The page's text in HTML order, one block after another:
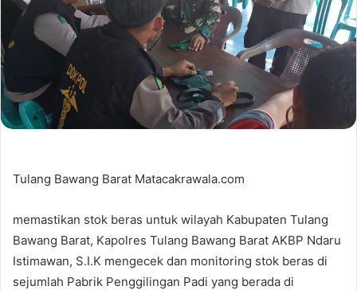
Tulang Bawang Barat Matacakrawala.com
memastikan stok beras untuk wilayah Kabupaten Tulang
Bawang Barat, Kapolres Tulang Bawang Barat AKBP Ndaru
Istimawan, S.I.K mengecek dan monitoring stok beras di
sejumlah Pabrik Penggilingan Padi yang berada di